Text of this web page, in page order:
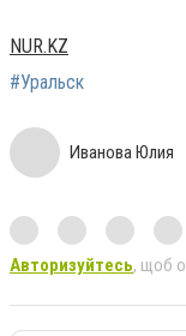
NUR.KZ
#Уральск
Иванова Юлия
Авторизуйтесь, щоб